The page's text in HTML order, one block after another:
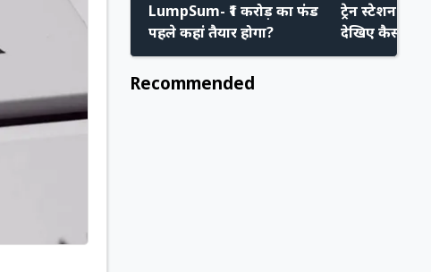
LumpSum- ₹1 करोड़ का फंड
पहले कहां तैयार होगा?
ट्रेन स्टेशन के
देखिए कैसा
Recommended